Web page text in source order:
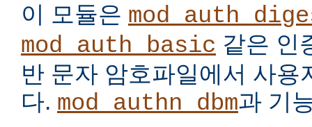
이 모듈은
mod_auth_basic 같은 인
반 문자 암호파일에서 사용
다. mod_authn_dbm과 기